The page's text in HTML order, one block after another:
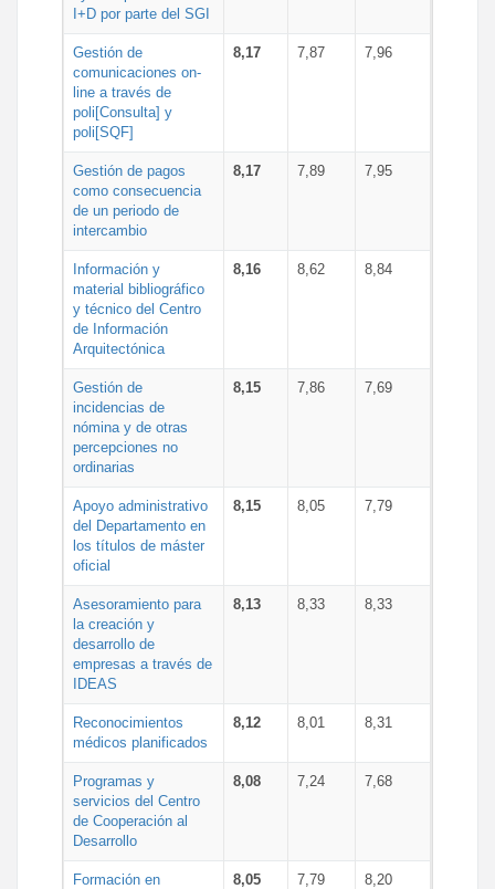
I+D por parte del SGI
Gestión de
comunicaciones on-
line a través de
poli[Consulta] y
poli[SQF]
8,17 7,87 7,96
Gestión de pagos
como consecuencia
de un periodo de
intercambio
8,17 7,89 7,95
Información y
material bibliográfico
y técnico del Centro
de Información
Arquitectónica
8,16 8,62 8,84
Gestión de
incidencias de
nómina y de otras
percepciones no
ordinarias
8,15 7,86 7,69
Apoyo administrativo
del Departamento en
los títulos de máster
oficial
8,15 8,05 7,79
Asesoramiento para
la creación y
desarrollo de
empresas a través de
IDEAS
8,13 8,33 8,33
Reconocimientos
médicos planificados
8,12 8,01 8,31
Programas y
servicios del Centro
de Cooperación al
Desarrollo
8,08 7,24 7,68
Formación en
8,05 7,79 8,20